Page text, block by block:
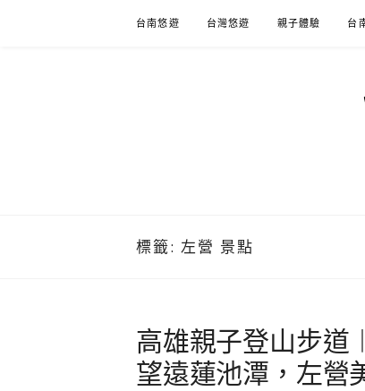
台南悠遊 台灣悠遊 親子體驗 台
標籤: 左營 景點
高雄親子登山步道
望遠蓮池潭，左營